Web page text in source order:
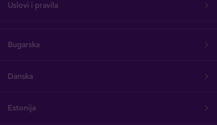
Uslovi i pravila
Bugarska
Danska
Estonija